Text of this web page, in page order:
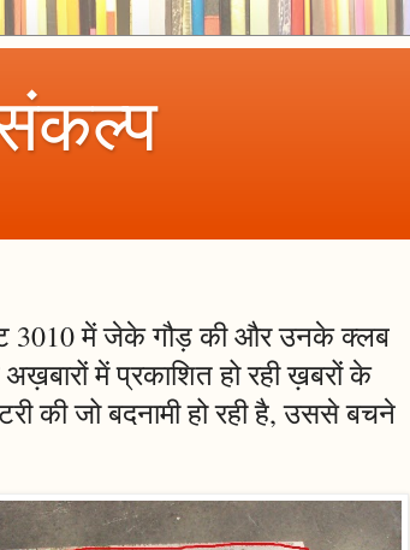
3010 में जेके गौड़ की और उनके क्लब
अख़बारों में प्रकाशित हो रही ख़बरों के
की जो बदनामी हो रही है, उससे बचने